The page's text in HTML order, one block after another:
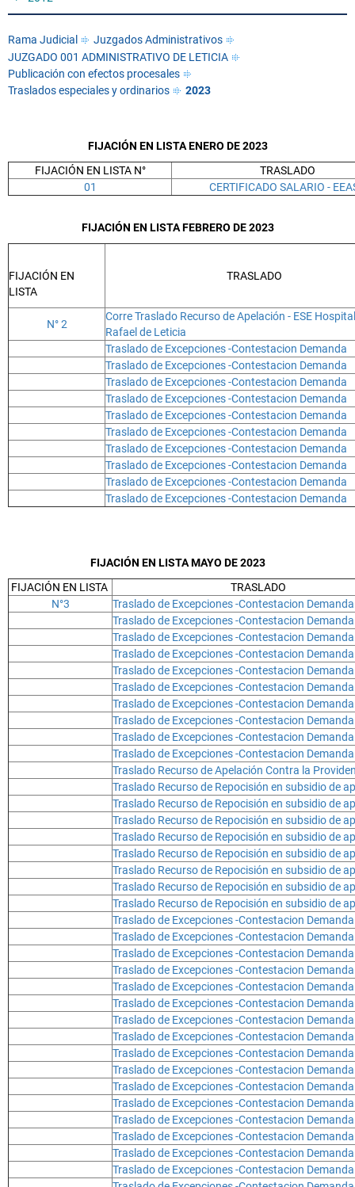
Rama Judicial
Juzgados Administrativos
JUZGADO 001 ADMINISTRATIVO DE LETICIA
Publicación con efectos procesales
Traslados especiales y ordinarios
2023
FIJACIÓN EN LISTA ENERO DE 2023
FIJACIÓN EN LISTA N°
TRASLADO
01
CERTIFICADO SALARIO -
FIJACIÓN EN LISTA FEBRERO DE 2023
FIJACIÓN EN
LISTA
TRASLADO
N° 2
Corre Traslado Recurso de Apelación - ESE
Rafael de Leticia
Traslado de Excepciones -Contestacion Demanda
Traslado de Excepciones -Contestacion Demanda
Traslado de Excepciones -Contestacion Demanda
Traslado de Excepciones -Contestacion Demanda
Traslado de Excepciones -Contestacion Demanda
Traslado de Excepciones -Contestacion Demanda
Traslado de Excepciones -Contestacion Demanda
Traslado de Excepciones -Contestacion Demanda
Traslado de Excepciones -Contestacion Demanda
Traslado de Excepciones -Contestacion Demanda
FIJACIÓN EN LISTA MAYO DE 2023
FIJACIÓN EN LISTA
TRASLADO
N°3
Traslado de Excepciones -Contestacion
Traslado de Excepciones -Contestacion
Traslado de Excepciones -Contestacion Demanda
Traslado de Excepciones -Contestacion
Traslado de Excepciones -Contestacion Demanda
Traslado de Excepciones -Contestacion Demanda
Traslado de Excepciones -Contestacion Demanda
Traslado de Excepciones -Contestacion
Traslado de Excepciones -Contestacion
Traslado de Excepciones -Contestacion
Traslado Recurso de Apelación Contra la
Traslado Recurso de Repocisión en subsidio de
Traslado Recurso de Repocisión en subsidio de
Traslado Recurso de Repocisión en subsidio de
Traslado Recurso de Repocisión en subsidio de
Traslado Recurso de Repocisión en subsidio de
Traslado Recurso de Repocisión en subsidio de
Traslado Recurso de Repocisión en subsidio de
Traslado Recurso de Repocisión en subsidio de
Traslado de Excepciones -Contestacion Demanda
Traslado de Excepciones -Contestacion Demanda
Traslado de Excepciones -Contestacion Demanda
Traslado de Excepciones -Contestacion Demanda
Traslado de Excepciones -Contestacion Demanda
Traslado de Excepciones -Contestacion Demanda
Traslado de Excepciones -Contestacion Demanda
Traslado de Excepciones -Contestacion Demanda
Traslado de Excepciones -Contestacion Demanda
Traslado de Excepciones -Contestacion Demanda
Traslado de Excepciones -Contestacion Demanda
Traslado de Excepciones -Contestacion Demanda
Traslado de Excepciones -Contestacion Demanda
Traslado de Excepciones -Contestacion Demanda
Traslado de Excepciones -Contestacion Demanda
Traslado de Excepciones -Contestacion Demanda